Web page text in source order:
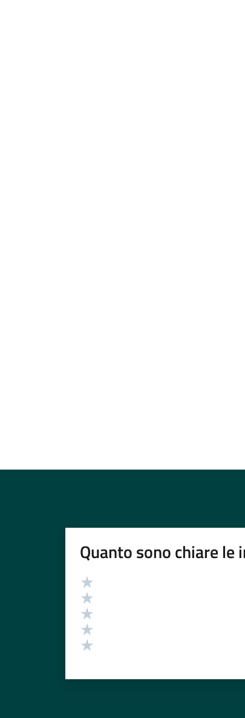
Quanto sono chiare
Valutazione